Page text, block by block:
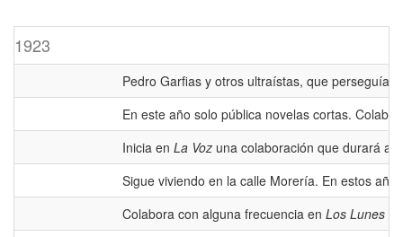
1923
Pedro Garfias y otros ultraístas, que
En este año solo pública novelas cortas.
Inicia en La Voz una colaboración que durará al
Sigue viviendo en la calle Morería. En estos
Colabora con alguna frecuencia en Los Lunes